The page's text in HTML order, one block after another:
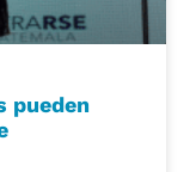
pueden